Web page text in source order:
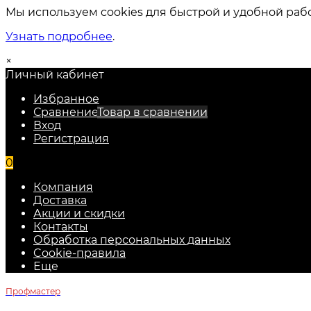
Мы используем cookies для быстрой и удобной
Узнать подробнее.
×
Личный кабинет
Избранное
СравнениеТовар в сравнении
Вход
Регистрация
0
Компания
Доставка
Акции и скидки
Контакты
Обработка персональных данных
Cookie-правила
Еще
Профмастер